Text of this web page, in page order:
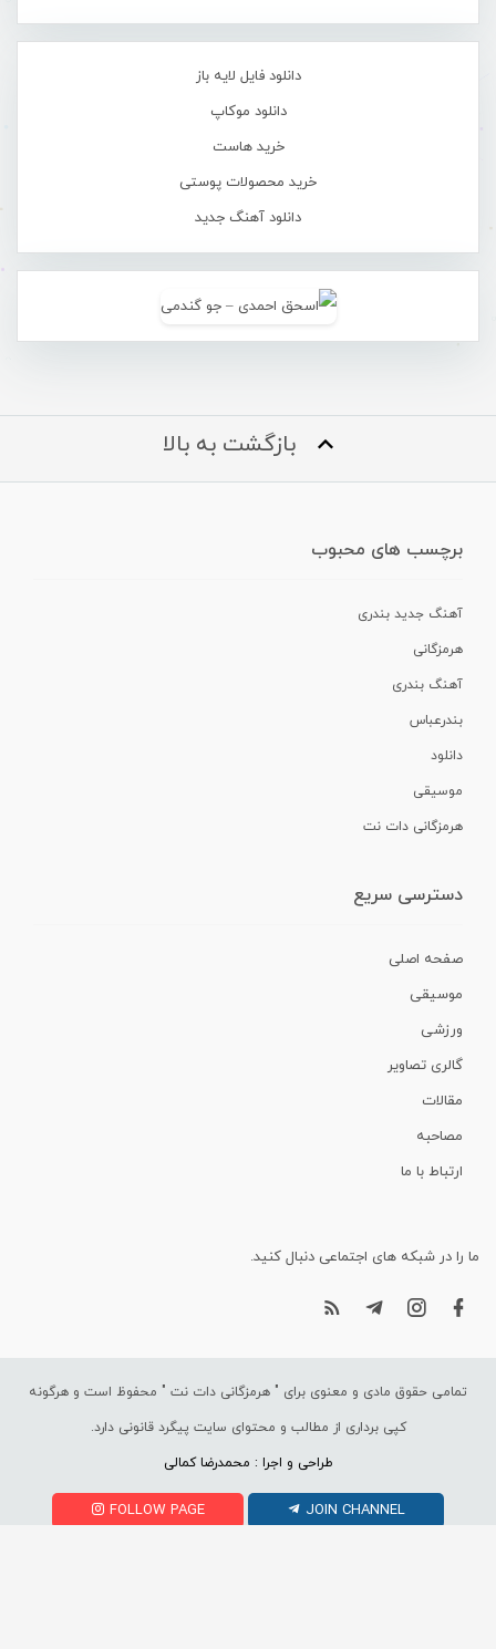
دانلود فایل لایه باز
دانلود موکاپ
خرید هاست
خرید محصولات پوستی
دانلود آهنگ جدید
بازگشت به بالا
برچسب های محبوب
آهنگ جدید بندری
هرمزگانی
آهنگ بندری
بندرعباس
دانلود
موسیقی
هرمزگانی دات نت
دسترسی سریع
صفحه اصلی
موسیقی
ورزشی
گالری تصاویر
مقالات
مصاحبه
ارتباط با ما
ما را در شبکه های اجتماعی دنبال کنید.
تمامی حقوق مادی و معنوی برای " هرمزگانی دات نت " محفوظ است و هرگونه
کپی برداری از مطالب و محتوای سایت پیگرد قانونی دارد.
طراحی و اجرا : محمدرضا کمالی
FOLLOW PAGE JOIN CHANNEL